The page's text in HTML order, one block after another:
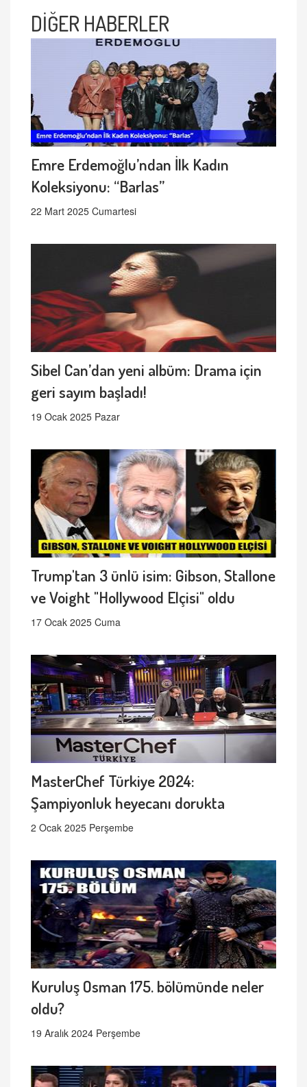
DİĞER HABERLER
Emre Erdemoğlu’ndan İlk Kadın
Koleksiyonu: “Barlas”
22 Mart 2025 Cumartesi
Sibel Can’dan yeni albüm: Drama için
geri sayım başladı!
19 Ocak 2025 Pazar
Trump'tan 3 ünlü isim: Gibson, Stallone
ve Voight "Hollywood Elçisi" oldu
17 Ocak 2025 Cuma
MasterChef Türkiye 2024:
Şampiyonluk heyecanı dorukta
2 Ocak 2025 Perşembe
Kuruluş Osman 175. bölümünde neler
oldu?
19 Aralık 2024 Perşembe